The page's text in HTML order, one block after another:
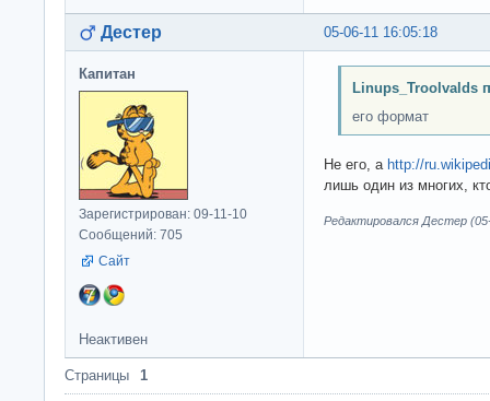
05-06-11 16:05:18
Дестер
Капитан
Зарегистрирован: 09-11-10
Сообщений: 705
Сайт
Linups_Troolvalds
его формат
Не его, а http://
лишь один из многих,
Редактировался Дестер
Неактивен
Страницы 1